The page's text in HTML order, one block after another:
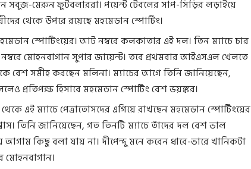
সবুজ-মেরুন ফুটবলাররা। পয়েন্ট টেবলের সাপ-সিঁড়ির লড়াইয়ে
থেকে উপরে রয়েছে মহমেডান স্পোর্টিং।
স্পোটিংয়ের। আট নম্বরে কলকাতার এই দল। তিন ম্যাচে চার
মোহনবাগান সুপার জায়েন্ট। তবে প্রথমবার আইএসএল খেলতে
বেশ সমীহ করছেন মলিনা। ম্যাচের আগে তিনি জানিয়েছেন,
প্রতিপক্ষ হিসাবে মহমেডান স্পোর্টিং বেশ ভয়ঙ্কর।
এই ম্যাচে পেত্রাতোসদের এগিয়ে রাখছেন মহমেডান স্পোর্টিংয়ের
তিনি জানিয়েছেন, গত তিনটি ম্যাচে তাঁদের দল বেশ ভাল
আগাম কিছু বলা যায় না। দীপেন্দু মনে করেন ধারে-ভারে খানিকটা
মোহনবাগান।